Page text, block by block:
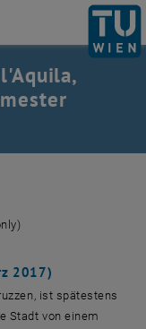
2017)
ist spätestens
Stadt von einem